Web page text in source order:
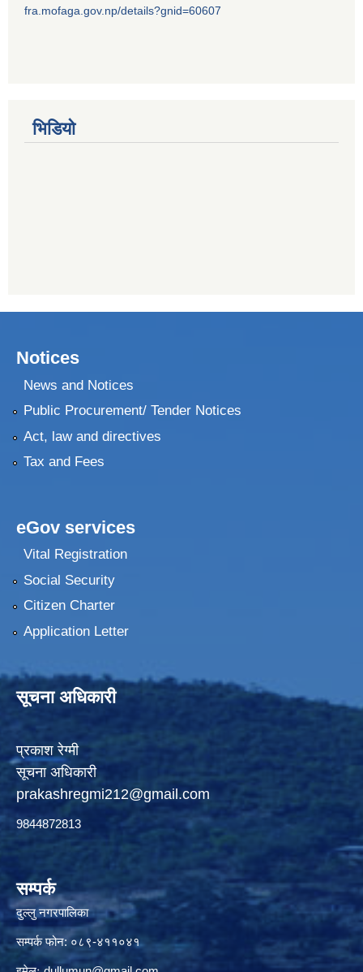
fra.mofaga.gov.np/details?gnid=60607
भिडियो
Notices
News and Notices
Public Procurement/ Tender Notices
Act, law and directives
Tax and Fees
eGov services
Vital Registration
Social Security
Citizen Charter
Application Letter
सूचना अधिकारी
प्रकाश रेग्मी
सूचना अधिकारी
prakashregmi212@gmail.com
9844872813
सम्पर्क
दुल्लु नगरपालिका
सम्पर्क फोन: ०८९-४११०४१